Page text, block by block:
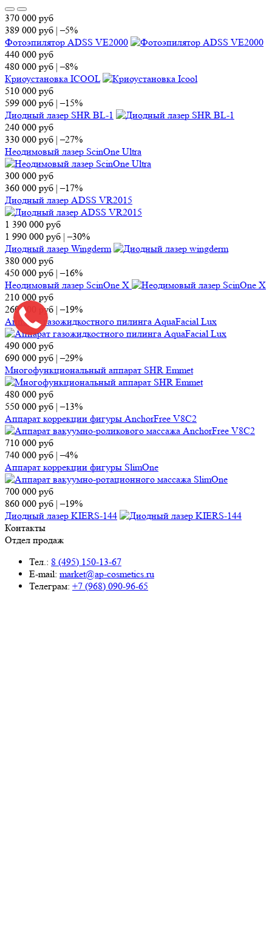
370 000 руб
389 000 руб |–5%
Фотоэпилятор ADSS VE2000
440 000 руб
480 000 руб |–8%
Криоустановка ICOOL
510 000 руб
599 000 руб |–15%
Диодный лазер SHR BL-1
240 000 руб
330 000 руб |–27%
Неодимовый лазер ScinOne Ultra
300 000 руб
360 000 руб |–17%
Диодный лазер ADSS VR2015
1 390 000 руб
1 990 000 руб |–30%
Диодный лазер Wingderm
380 000 руб
450 000 руб |–16%
Неодимовый лазер ScinOne X
210 000 руб
260 000
руб |–19%
Аппарат газожидкостного пилинга AquaFacial Lux
490 000 руб
690 000 руб |–29%
Многофункциональный аппарат SHR Emmet
480 000 руб
550 000 руб |–13%
Аппарат коррекции фигуры AnchorFree V8C2
710 000 руб
740 000 руб |–4%
Аппарат коррекции фигуры SlimOne
700 000 руб
860 000 руб |–19%
Диодный лазер KIERS-144
Контакты
Отдел продаж
Тел.: 8 (495) 150-13-67
E-mail: market@ap-cosmetics.ru
Телеграм: +7 (968) 090-96-65